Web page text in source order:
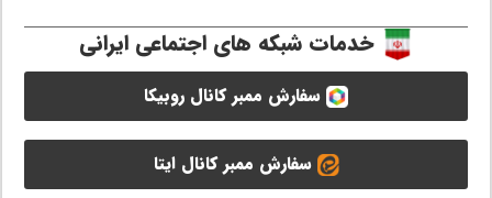
خدمات شبکه های اجتماعی ایرانی
سفارش ممبر کانال روبیکا
سفارش ممبر کانال ایتا